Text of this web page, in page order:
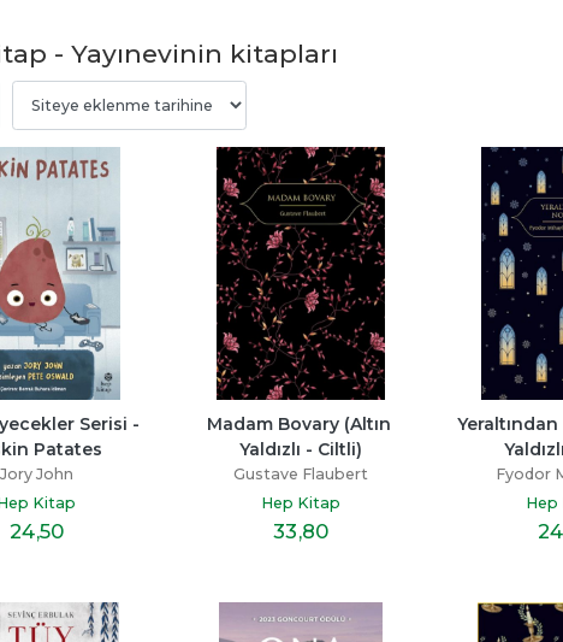
Bitmedi
,10
Beni Neden Sevmedin
Anne
Esra Ezmeci
Destek Yayınları
19,60
Senden Bir Tane
Yok
Miraç Çağrı Aktaş
İndigo Kitap
16,10
- Yayınevinin kitapları
Serisi -
Patates
Jory John
Kitap
24,50
Madam Bovary (Altın
Yaldızlı - Ciltli)
Gustave Flaubert
Hep Kitap
33,80
Fyodor
Hep
24